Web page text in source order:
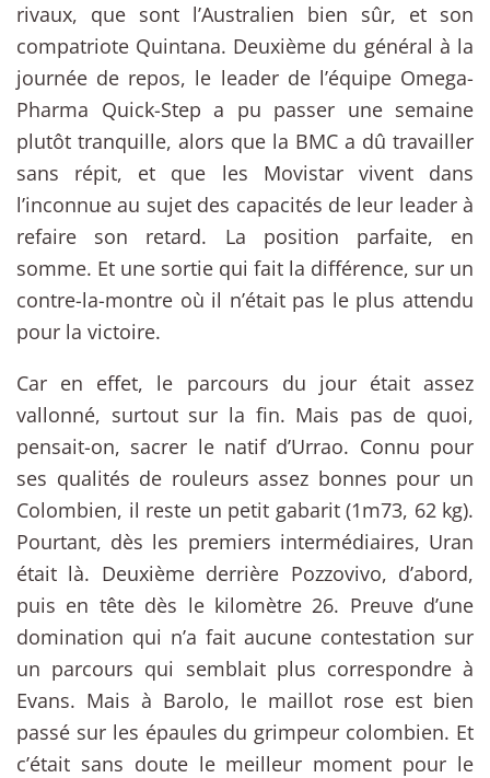
rivaux, que sont l’Australien bien sûr, et son
compatriote Quintana. Deuxième du général à la
journée de repos, le leader de l’équipe Omega-
Pharma Quick-Step a pu passer une semaine
plutôt tranquille, alors que la BMC a dû travailler
sans répit, et que les Movistar vivent dans
l’inconnue au sujet des capacités de leur leader à
refaire son retard. La position parfaite, en
somme. Et une sortie qui fait la différence, sur un
contre-la-montre où il n’était pas le plus attendu
pour la victoire.
Car en effet, le parcours du jour était assez
vallonné, surtout sur la fin. Mais pas de quoi,
pensait-on, sacrer le natif d’Urrao. Connu pour
ses qualités de rouleurs assez bonnes pour un
Colombien, il reste un petit gabarit (1m73, 62 kg).
Pourtant, dès les premiers intermédiaires, Uran
était là. Deuxième derrière Pozzovivo, d’abord,
puis en tête dès le kilomètre 26. Preuve d’une
domination qui n’a fait aucune contestation sur
un parcours qui semblait plus correspondre à
Evans. Mais à Barolo, le maillot rose est bien
passé sur les épaules du grimpeur colombien. Et
c’était sans doute le meilleur moment pour le